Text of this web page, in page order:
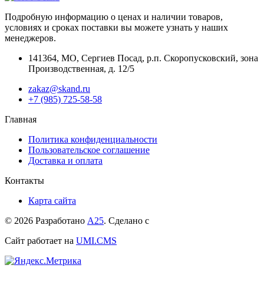
Подробную информацию о ценах и наличии товаров,
условиях и сроках поставки вы можете узнать у наших
менеджеров.
141364, МО, Сергиев Посад, р.п. Скоропусковский, зона
Производственная, д. 12/5
zakaz@skand.ru
+7 (985) 725-58-58
Главная
Политика конфиденциальности
Пользовательское соглашение
Доставка и оплата
Контакты
Карта сайта
© 2026 Разработано А25. Сделано с
Сайт работает на UMI.CMS